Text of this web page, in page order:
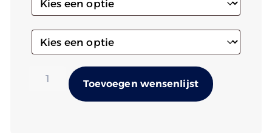
Toevoegen wensenlijst